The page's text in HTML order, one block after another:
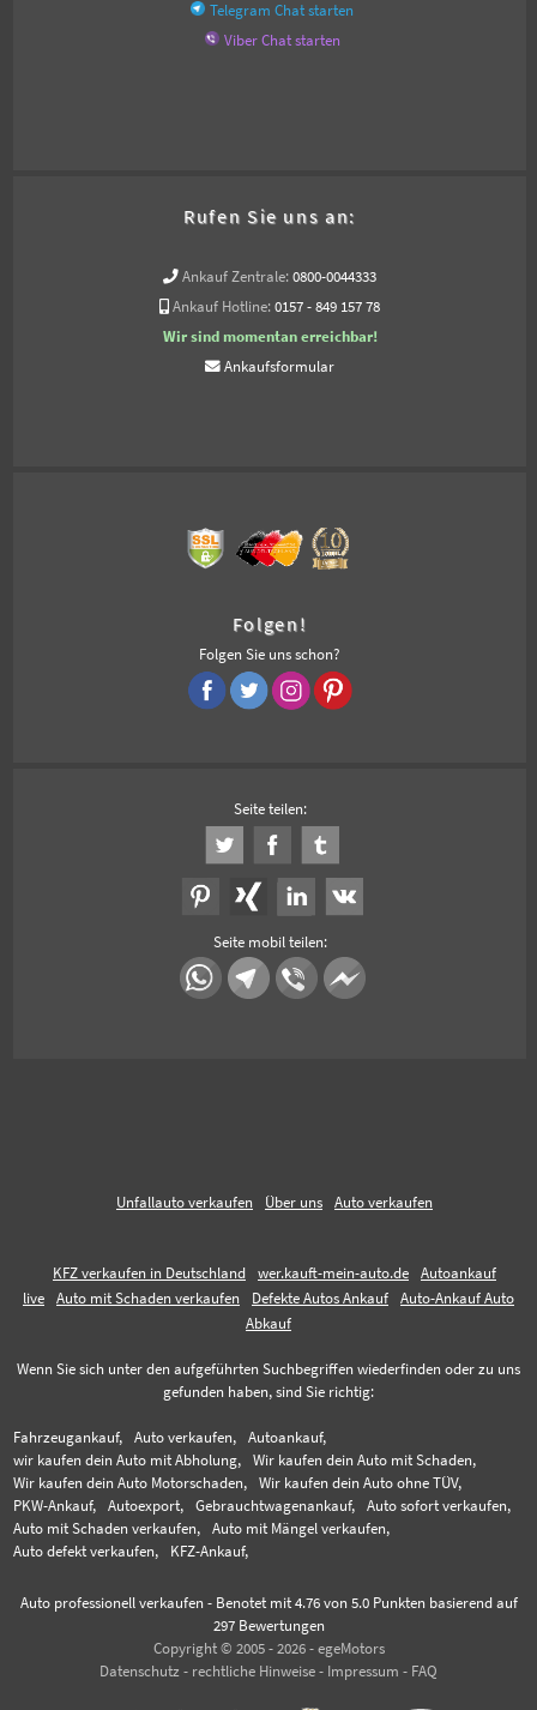
Telegram Chat starten
Viber Chat starten
Rufen Sie uns an:
Ankauf Zentrale: 0800-0044333
Ankauf Hotline: 0157 - 849 157 78
Wir sind momentan erreichbar!
Ankaufsformular
Folgen!
Folgen Sie uns schon?
Seite teilen:
Seite mobil teilen:
Unfallauto verkaufen Über uns Auto verkaufen
KFZ verkaufen in Deutschland wer.kauft-mein-auto.de
Autoankauf
live
Auto mit Schaden verkaufen Defekte Autos Ankauf
Auto-Ankauf Auto
Abkauf
Wenn Sie sich unter den aufgeführten Suchbegriffen wiederfinden oder zu uns
gefunden haben, sind Sie richtig:
Fahrzeugankauf, Auto verkaufen,
Autoankauf,
wir kaufen dein Auto mit Abholung,
Wir kaufen dein Auto mit Schaden,
Wir kaufen dein Auto Motorschaden,
Wir kaufen dein Auto ohne TÜV,
PKW-Ankauf,
Autoexport, Gebrauchtwagenankauf,
Auto sofort verkaufen,
Auto mit Schaden verkaufen,
Auto mit Mängel verkaufen,
Auto defekt verkaufen,
KFZ-Ankauf,
Auto professionell verkaufen- Benotet mit 4.76von 5.0 Punkten basierend auf
297Bewertungen
Copyright © 2005 - 2026 - egeMotors
Datenschutz - rechtliche Hinweise - Impressum - FAQ